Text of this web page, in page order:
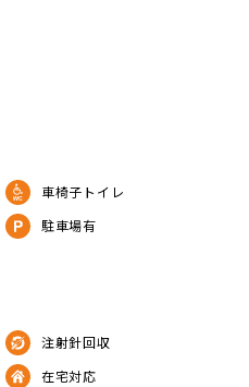
車椅子トイレ
駐車場有
注射針回収
在宅対応